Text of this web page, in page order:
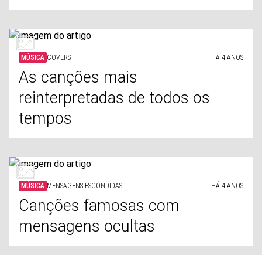
MÚSICA COVERS HÁ 4 ANOS
As canções mais
reinterpretadas de todos os
tempos
MÚSICA MENSAGENS ESCONDIDAS HÁ 4 ANOS
Canções famosas com
mensagens ocultas